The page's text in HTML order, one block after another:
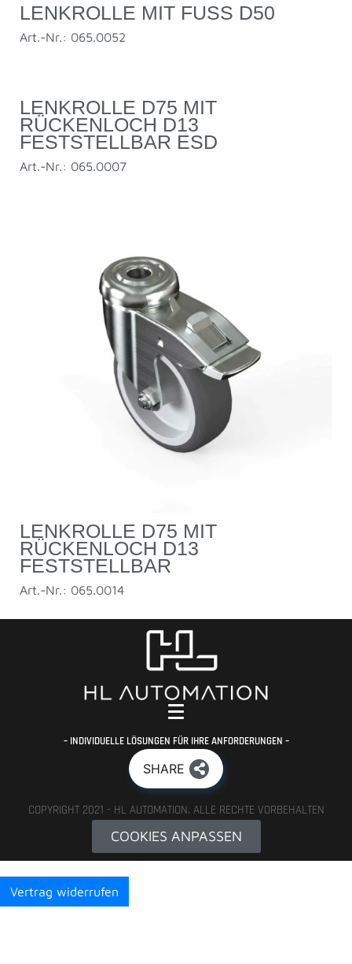
LENKROLLE MIT FUSS D50
Art.-Nr.: 065.0052
LENKROLLE D75 MIT
RÜCKENLOCH D13
FESTSTELLBAR ESD
Art.-Nr.: 065.0007
LENKROLLE D75 MIT
RÜCKENLOCH D13
FESTSTELLBAR
Art.-Nr.: 065.0014
– INDIVIDUELLE LÖSUNGEN FÜR IHRE ANFORDERUNGEN –
SHARE
COPYRIGHT 2021 - HL AUTOMATION. ALLE RECHTE VORBEHALTEN
COOKIES ANPASSEN
Vertrag widerrufen